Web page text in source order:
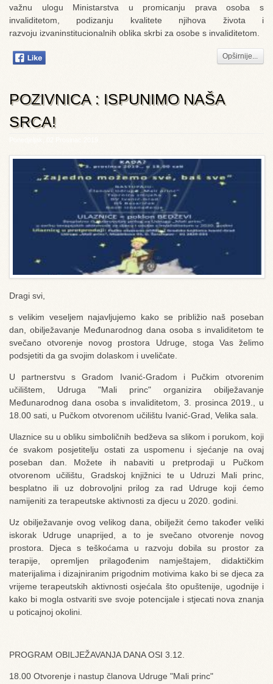
važnu ulogu Ministarstva u promicanju prava osoba s
invaliditetom, podizanju kvalitete njihova života i
razvoju izvaninstitucionalnih oblika skrbi za osobe s invaliditetom.
Opširnije...
POZIVNICA : ISPUNIMO NAŠA
SRCA!
Dragi svi,
s velikim veseljem najavljujemo kako se približio naš poseban
dan, obilježavanje Međunarodnog dana osoba s invaliditetom te
svečano otvorenje novog prostora Udruge, stoga Vas želimo
podsjetiti da ga svojim dolaskom i uveličate.
U partnerstvu s Gradom Ivanić-Gradom i Pučkim otvorenim
učilištem, Udruga "Mali princ" organizira obilježavanje
Međunarodnog dana osoba s invaliditetom, 3. prosinca 2019., u
18.00 sati, u Pučkom otvorenom učilištu Ivanić-Grad, Velika sala.
Ulaznice su u obliku simboličnih bedževa sa slikom i porukom, koji
će svakom posjetitelju ostati za uspomenu i sjećanje na ovaj
poseban dan. Možete ih nabaviti u pretprodaji u Pučkom
otvorenom učilištu, Gradskoj knjižnici te u Udruzi Mali princ,
besplatno ili uz dobrovoljni prilog za rad Udruge koji ćemo
namijeniti za terapeutske aktivnosti za djecu u 2020. godini.
Uz obilježavanje ovog velikog dana, obilježit ćemo također veliki
iskorak Udruge unaprijed, a to je svečano otvorenje novog
prostora. Djeca s teškoćama u razvoju dobila su prostor za
terapije, opremljen prilagođenim namještajem, didaktičkim
materijalima i dizajniranim prigodnim motivima kako bi se djeca za
vrijeme terapeutskih aktivnosti osjećala što opuštenije, ugodnije i
kako bi mogla ostvariti sve svoje potencijale i stjecati nova znanja
u poticajnoj okolini.
PROGRAM OBILJEŽAVANJA DANA OSI 3.12.
18.00 Otvorenje i nastup članova Udruge "Mali princ"